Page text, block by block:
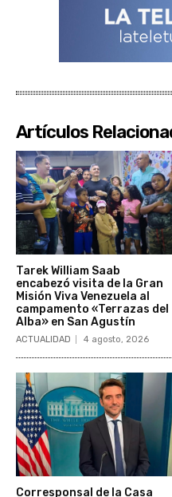
Artículos
Tarek William Saab
encabezó visita de la Gran
Misión Viva Venezuela al
campamento «Terrazas del
Alba» en San Agustín
ACTUALIDAD 4 agosto, 2026
Corresponsal de la Casa